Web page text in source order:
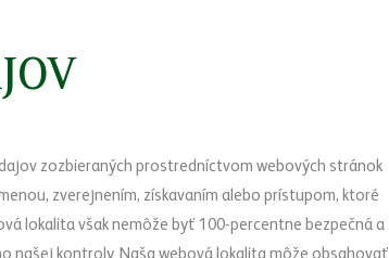
zozbieraných prostredníctvom webových stránok
zverejnením, získavaním alebo prístupom, ktoré
lokalita však nemôže byť 100-percentne bezpečná a
našej kontroly. Naša webová lokalita môže obsahovať